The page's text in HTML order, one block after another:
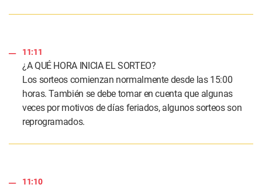
11:11
¿A QUÉ HORA INICIA EL SORTEO?
Los sorteos comienzan normalmente desde las 15:00
horas. También se debe tomar en cuenta que algunas
veces por motivos de días feriados, algunos sorteos son
reprogramados.
11:10